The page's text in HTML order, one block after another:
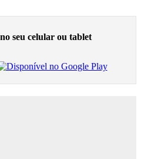
seu celular ou tablet